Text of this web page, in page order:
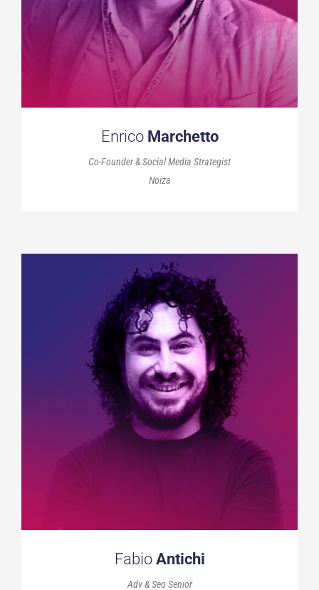
Enrico Marchetto
Co-Founder & Social Media Strategist
Noiza
Fabio Antichi
Adv & Seo Senior